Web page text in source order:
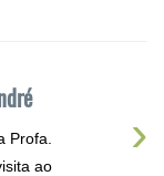
›
Profa.
ao